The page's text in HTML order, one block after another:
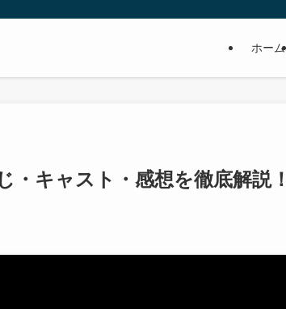
ホーム
キャスト・感想を徹底解説！